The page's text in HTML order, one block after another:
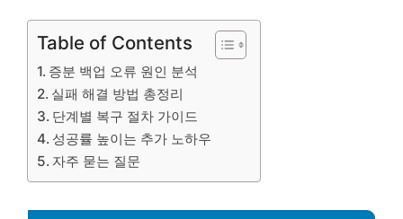
Table of Contents
증분 백업 오류 원인 분석
실패 해결 방법 총정리
단계별 복구 절차 가이드
성공률 높이는 추가 노하우
자주 묻는 질문